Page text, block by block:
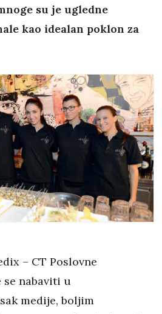
su je ugledne
kao idealan poklon za
– CT Poslovne
se nabaviti u
medije, boljim